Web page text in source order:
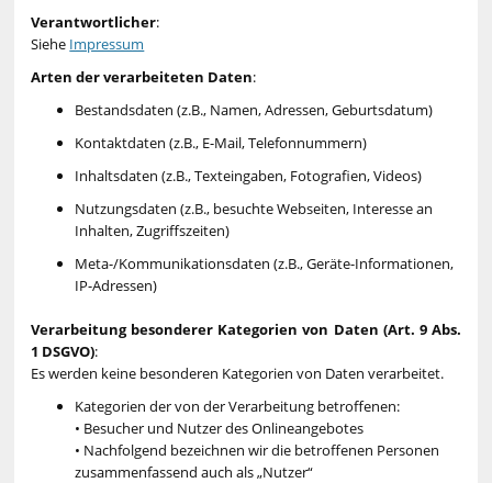
Verantwortlicher:
Siehe Impressum
Arten der verarbeiteten Daten:
Bestandsdaten (z.B., Namen, Adressen, Geburtsdatum)
Kontaktdaten (z.B., E-Mail, Telefonnummern)
Inhaltsdaten (z.B., Texteingaben, Fotografien, Videos)
Nutzungsdaten (z.B., besuchte Webseiten, Interesse an
Inhalten, Zugriffszeiten)
Meta-/Kommunikationsdaten (z.B., Geräte-Informationen,
IP-Adressen)
Verarbeitung besonderer Kategorien von Daten (Art. 9 Abs.
1 DSGVO):
Es werden keine besonderen Kategorien von Daten verarbeitet.
Kategorien der von der Verarbeitung betroffenen:
• Besucher und Nutzer des Onlineangebotes
• Nachfolgend bezeichnen wir die betroffenen Personen
zusammenfassend auch als „Nutzer“